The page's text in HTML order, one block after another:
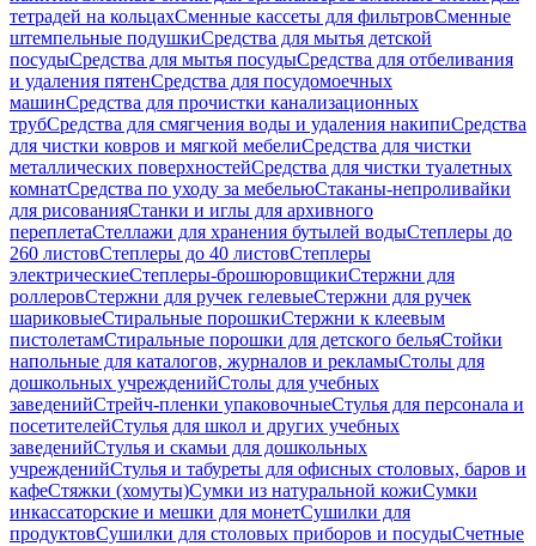
тетрадей на кольцахСменные кассеты для фильтровСменные
штемпельные подушкиСредства для мытья детской
посудыСредства для мытья посудыСредства для отбеливания
и удаления пятенСредства для посудомоечных
машинСредства для прочистки канализационных
трубСредства для смягчения воды и удаления накипиСредства
для чистки ковров и мягкой мебелиСредства для чистки
металлических поверхностейСредства для чистки туалетных
комнатСредства по уходу за мебельюСтаканы-непроливайки
для рисованияСтанки и иглы для архивного
переплетаСтеллажи для хранения бутылей водыСтеплеры до
260 листовСтеплеры до 40 листовСтеплеры
электрическиеСтеплеры-брошюровщикиСтержни для
роллеровСтержни для ручек гелевыеСтержни для ручек
шариковыеСтиральные порошкиСтержни к клеевым
пистолетамСтиральные порошки для детского бельяСтойки
напольные для каталогов, журналов и рекламыСтолы для
дошкольных учрежденийСтолы для учебных
заведенийСтрейч-пленки упаковочныеСтулья для персонала и
посетителейСтулья для школ и других учебных
заведенийСтулья и скамьи для дошкольных
учрежденийСтулья и табуреты для офисных столовых, баров и
кафеСтяжки (хомуты)Сумки из натуральной кожиСумки
инкассаторские и мешки для монетСушилки для
продуктовСушилки для столовых приборов и посудыСчетные